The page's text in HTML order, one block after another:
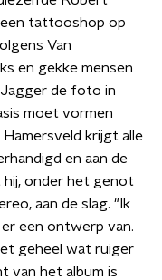
een tattooshop op
Van
en gekke mensen
de foto in
moet vormen
Hamersveld krijgt alle
en aan de
hij, onder het genot
aan de slag. "Ik
er een ontwerp van.
geheel wat ruiger
van het album is